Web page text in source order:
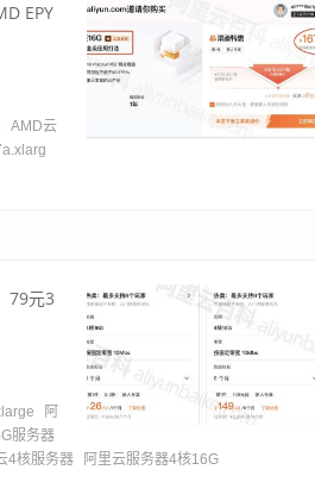
EPY
AMD云
79元3
阿
服务器
4核服务器 阿里云服务器4核16G